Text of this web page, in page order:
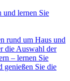
und lernen Sie
rund um Haus und
die Auswahl der
– lernen Sie
genießen Sie die